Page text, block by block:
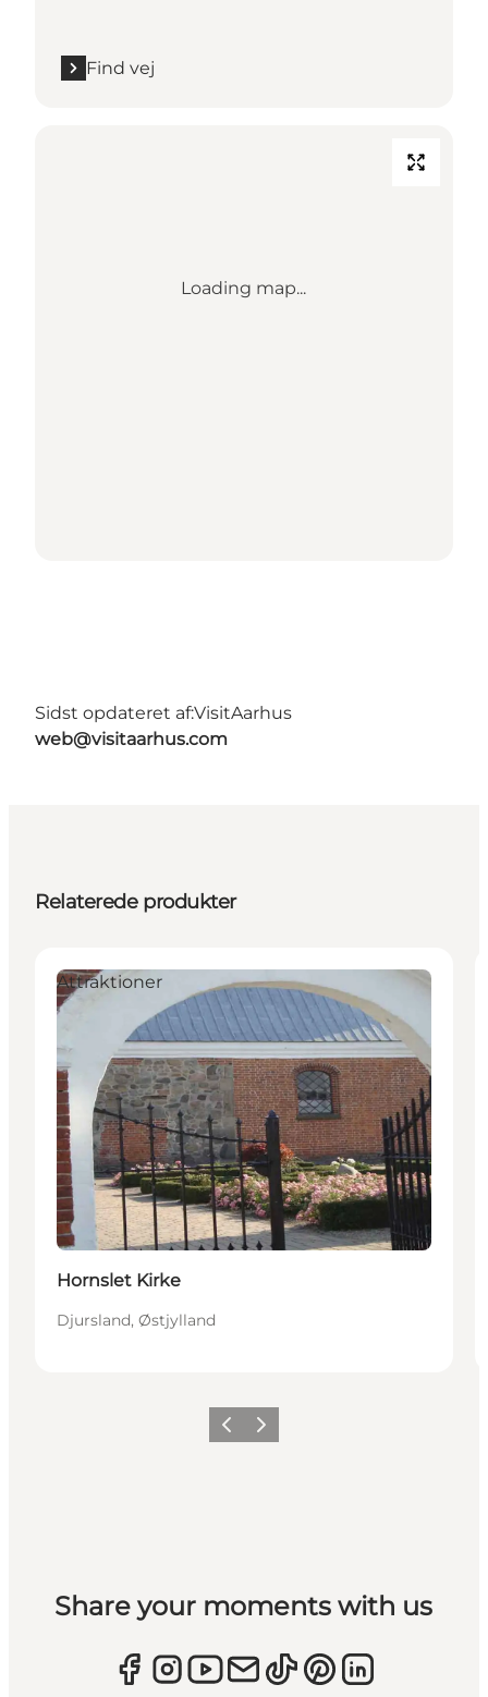
Find vej
Loading map...
Sidst opdateret af:VisitAarhus
web@visitaarhus.com
Relaterede produkter
Attraktioner
Hornslet Kirke
Djursland, Østjylland
ForrigeNæste
Share your moments with us